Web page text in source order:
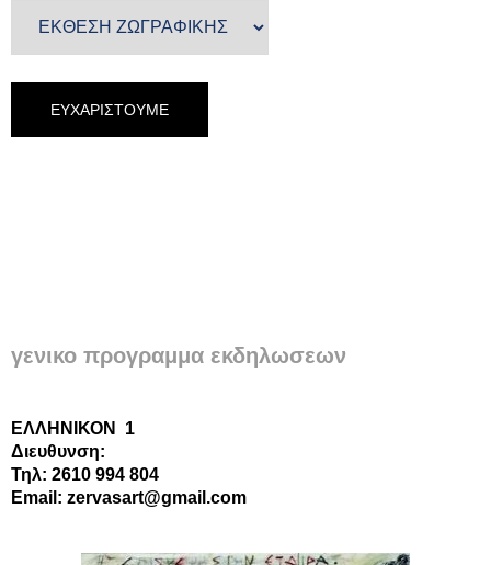
γενικο προγραμμα εκδηλωσεων
ΕΛΛΗΝΙΚΟΝ 1
Διευθυνση:
Τηλ: 2610 994 804
Email: zervasart@gmail.com